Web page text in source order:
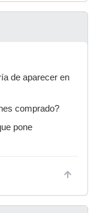
de aparecer en
comprado?
pone